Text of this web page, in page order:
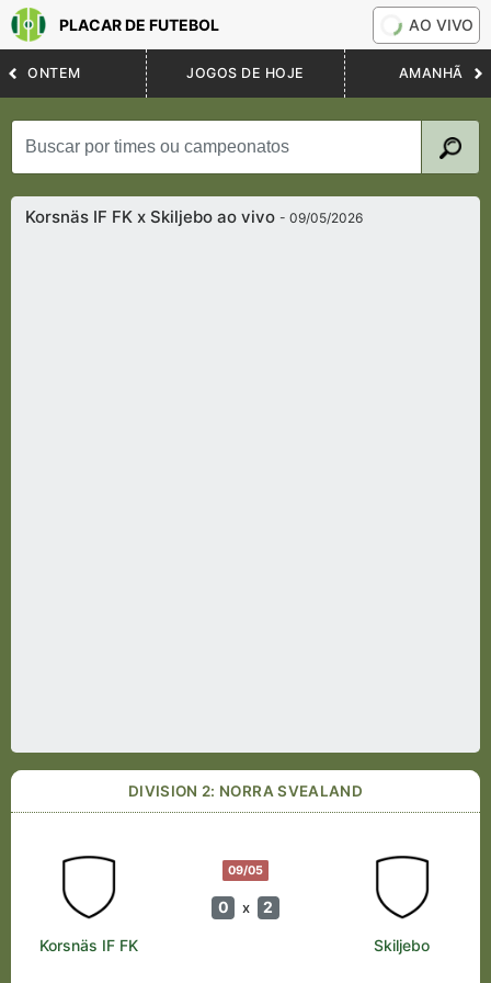
PLACAR DE FUTEBOL AO VIVO
ONTEM JOGOS DE HOJE AMANHÃ
Korsnäs IF FK x Skiljebo ao vivo- 09/05/2026
DIVISION 2: NORRA SVEALAND
09/05
0 x 2
Korsnäs IF FK Skiljebo